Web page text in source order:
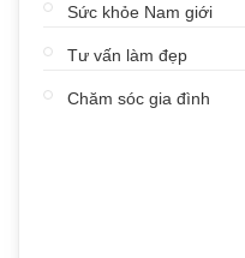
Sức khỏe Nam giới
Tư vấn làm đẹp
Chăm sóc gia đình